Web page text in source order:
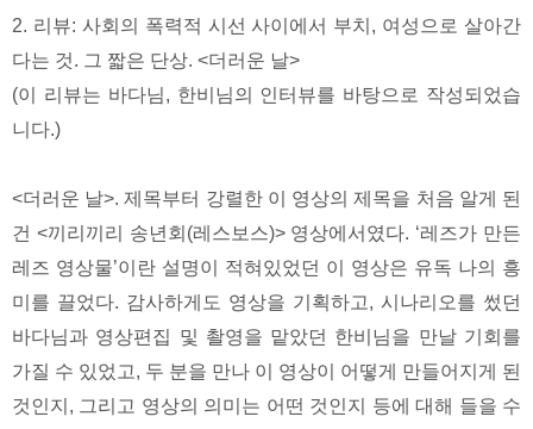
2. 리뷰: 사회의 폭력적 시선 사이에서 부치, 여성으로 살아간
다는 것. 그 짧은 단상. <더러운 날>
(이 리뷰는 바다님, 한비님의 인터뷰를 바탕으로 작성되었습
니다.)
<더러운 날>. 제목부터 강렬한 이 영상의 제목을 처음 알게 된
건 <끼리끼리 송년회(레스보스)> 영상에서였다. ‘레즈가 만든
레즈 영상물’이란 설명이 적혀있었던 이 영상은 유독 나의 흥
미를 끌었다. 감사하게도 영상을 기획하고, 시나리오를 썼던
바다님과 영상편집 및 촬영을 맡았던 한비님을 만날 기회를
가질 수 있었고, 두 분을 만나 이 영상이 어떻게 만들어지게 된
것인지, 그리고 영상의 의미는 어떤 것인지 등에 대해 들을 수